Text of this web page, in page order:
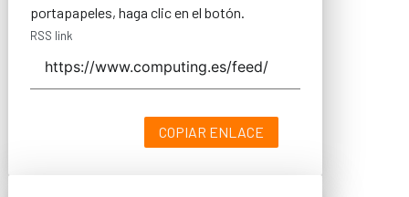
portapapeles, haga clic en el botón.
RSS link
COPIAR ENLACE